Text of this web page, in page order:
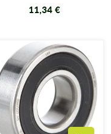
11,34 €